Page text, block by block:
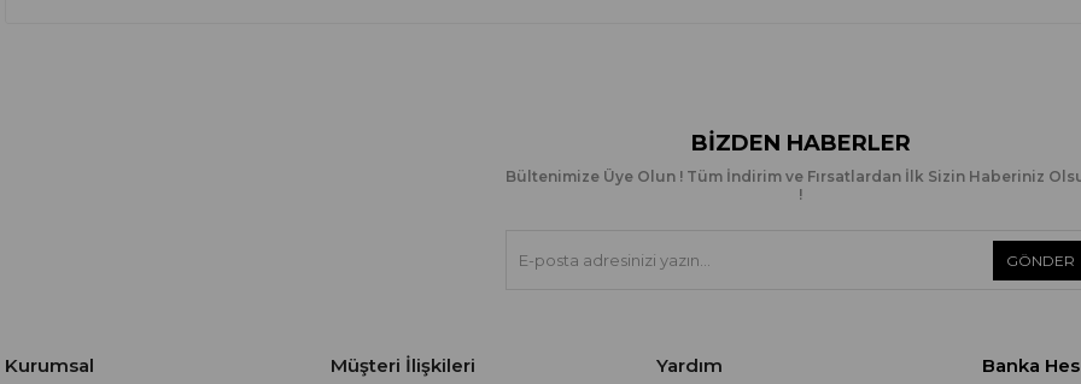
BIZDEN HABERLER
Bültenimize Üye Olun ! Tüm İndirim ve Fırsatlardan İlk Sizin Haberiniz
!
GÖNDER
Kurumsal Müşteri İlişkileri Yardım Banka